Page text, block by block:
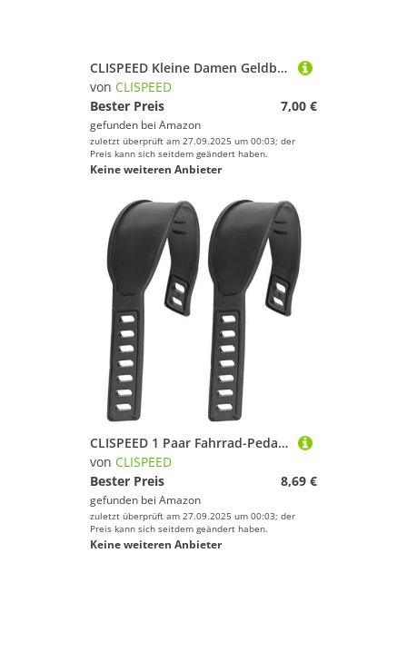
CLISPEED Kleine Damen Geldbörse Mehrlagig Münzfach Kartenetui Portabel Kompakt Schlüsselanhänger Organizer für Münzen Ohrhörer Kabel Beige
von CLISPEED
Bester Preis
7,00 €
gefunden bei Amazon
zuletzt überprüft am 27.09.2025 um 00:03; der
Preis kann sich seitdem geändert haben.
Keine weiteren Anbieter
CLISPEED 1 Paar Fahrrad-Pedalgürtel Fitnessstudio-Zubehör Zubehör Für Das Fitnessstudio Verstellbare Pedalriemen Fahrrad-Befestigungsriemen Für Fitnessstudio Fahrrad
von CLISPEED
Bester Preis
8,69 €
gefunden bei Amazon
zuletzt überprüft am 27.09.2025 um 00:03; der
Preis kann sich seitdem geändert haben.
Keine weiteren Anbieter